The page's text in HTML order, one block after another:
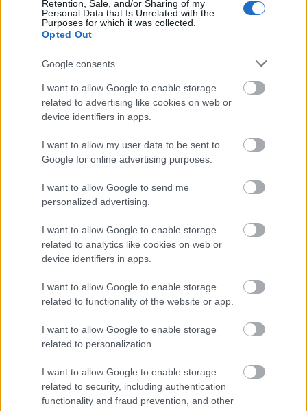
Retention, Sale, and/or Sharing of my
Personal Data that Is Unrelated with the
Purposes for which it was collected.
Opted Out
Google consents
I want to allow Google to enable storage
related to advertising like cookies on web or
device identifiers in apps.
I want to allow my user data to be sent to
Google for online advertising purposes.
I want to allow Google to send me
personalized advertising.
I want to allow Google to enable storage
related to analytics like cookies on web or
device identifiers in apps.
I want to allow Google to enable storage
related to functionality of the website or app.
I want to allow Google to enable storage
related to personalization.
I want to allow Google to enable storage
related to security, including authentication
functionality and fraud prevention, and other
Makers Marketis elég ritkán van, ezért is ...
Cowboy stop-motion fényfestés NFT
gyönyörű remekművet hoznak létre, nem csak
szíveket rajzolnak hosszú expozícióval a ...